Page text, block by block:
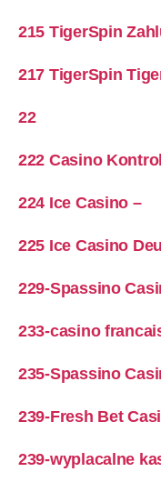
215 TigerSpin
217 TigerSpin
22
222 Casino
224 Ice Casino –
225 Ice Casino
229-Spassino
233-casino
235-Spassino
239-Fresh Bet
239-wyplacalne